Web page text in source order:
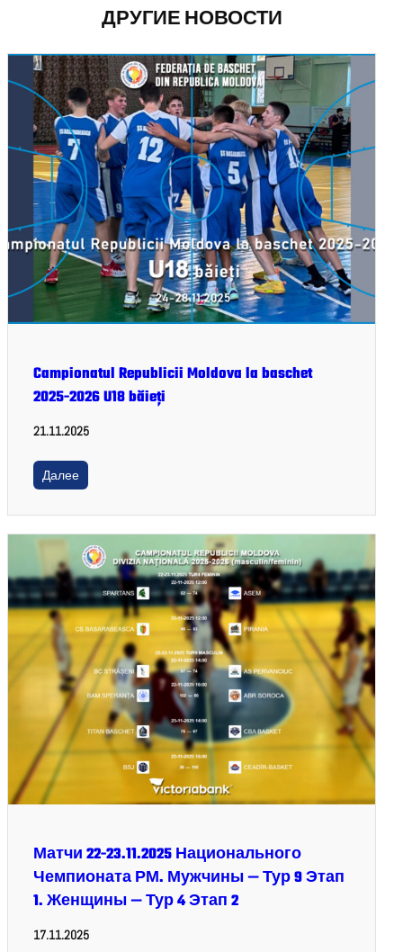
ДРУГИЕ НОВОСТИ
Campionatul Republicii Moldova la baschet
2025-2026 U18 băieți
21.11.2025
Далее
Матчи 22-23.11.2025 Национального
Чемпионата РМ. Мужчины — Тур 9 Этап
1. Женщины — Тур 4 Этап 2
17.11.2025